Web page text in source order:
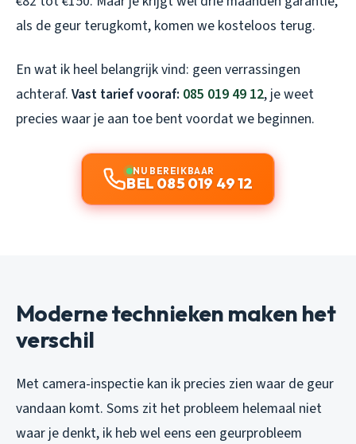
als de geur terugkomt, komen we kosteloos terug.
En wat ik heel belangrijk vind: geen verrassingen
achteraf. Vast tarief vooraf: 085 019 49 12, je weet
precies waar je aan toe bent voordat we beginnen.
NU BEREIKBAAR
BEL 085 019 49 12
Moderne technieken maken het
verschil
Met camera-inspectie kan ik precies zien waar de geur
vandaan komt. Soms zit het probleem helemaal niet
waar je denkt, ik heb wel eens een geurprobleem